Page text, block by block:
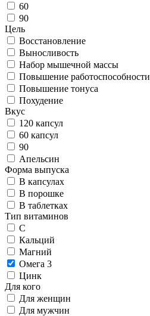
60
90
Цель
Восстановление
Выносливость
Набор мышечной массы
Повышение работоспособности
Повышение тонуса
Похудение
Вкус
120 капсул
60 капсул
90
Апельсин
Форма выпуска
В капсулах
В порошке
В таблетках
Тип витаминов
C
Кальций
Магний
Омега 3
Цинк
Для кого
Для женщин
Для мужчин